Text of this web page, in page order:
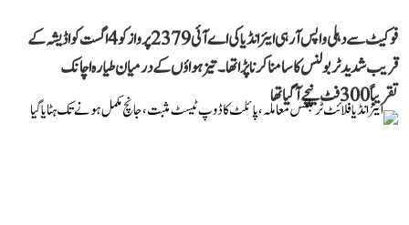
فوکیٹ سے دہلی واپس آ رہی ایئر انڈیا کی اے آئی 2379 پرواز کو 4 اگست کو اڈیشہ کے
قریب شدید ٹربولنس کا سامنا کرنا پڑا تھا۔ تیز ہواؤں کے درمیان طیارہ اچانک
تقریباً 300 فٹ نیچے آ گیا تھا